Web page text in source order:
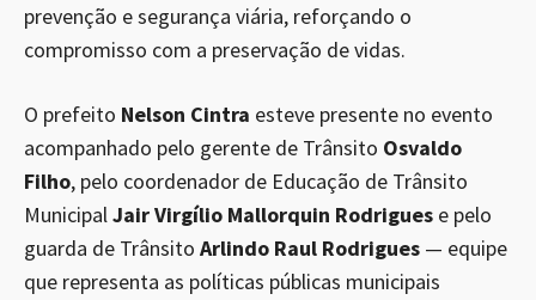
prevenção e segurança viária, reforçando o
compromisso com a preservação de vidas.
O prefeito Nelson Cintra esteve presente no evento
acompanhado pelo gerente de Trânsito Osvaldo
Filho, pelo coordenador de Educação de Trânsito
MunicipalJair Virgílio Mallorquin Rodrigues e pelo
guarda de Trânsito Arlindo Raul Rodrigues — equipe
que representa as políticas públicas municipais